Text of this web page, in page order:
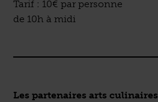
Tarif : 10€ par personne
de 10h à midi
Les partenaires arts culinaires